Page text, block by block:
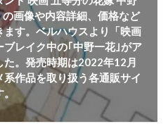
画像や内容詳細、価格など
す。ベルハウスより「映画
レイク中の｢中野一花｣がア
た。発売時期は2022年12月
作品を取り扱う各通販サイ